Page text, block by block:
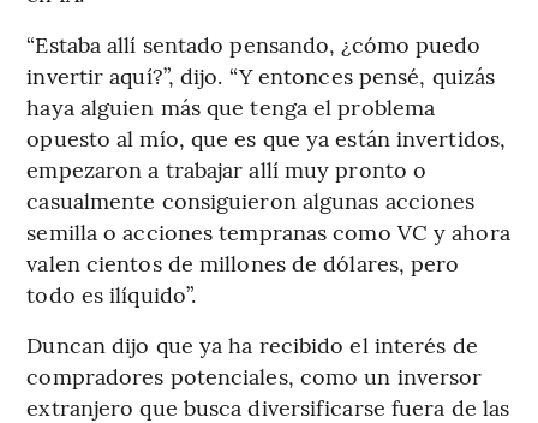
“Estaba allí sentado pensando, ¿cómo puedo
invertir aquí?”, dijo. “Y entonces pensé, quizás
haya alguien más que tenga el problema
opuesto al mío, que es que ya están invertidos,
empezaron a trabajar allí muy pronto o
casualmente consiguieron algunas acciones
semilla o acciones tempranas como VC y ahora
valen cientos de millones de dólares, pero
todo es ilíquido”.
Duncan dijo que ya ha recibido el interés de
compradores potenciales, como un inversor
extranjero que busca diversificarse fuera de las